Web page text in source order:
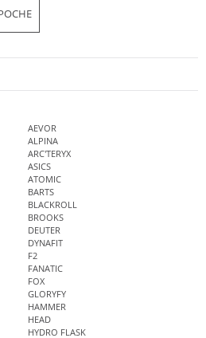
AEVOR
ALPINA
ARC'TERYX
ASICS
ATOMIC
BARTS
BLACKROLL
BROOKS
DEUTER
DYNAFIT
F2
FANATIC
FOX
GLORYFY
HAMMER
HEAD
HYDRO FLASK